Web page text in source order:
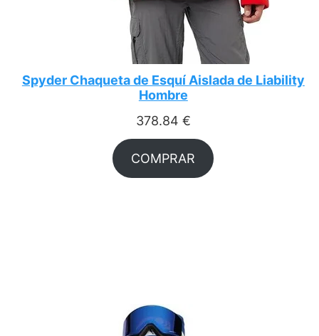
Spyder Chaqueta de Esquí Aislada de Liability
Hombre
378.84 €
COMPRAR